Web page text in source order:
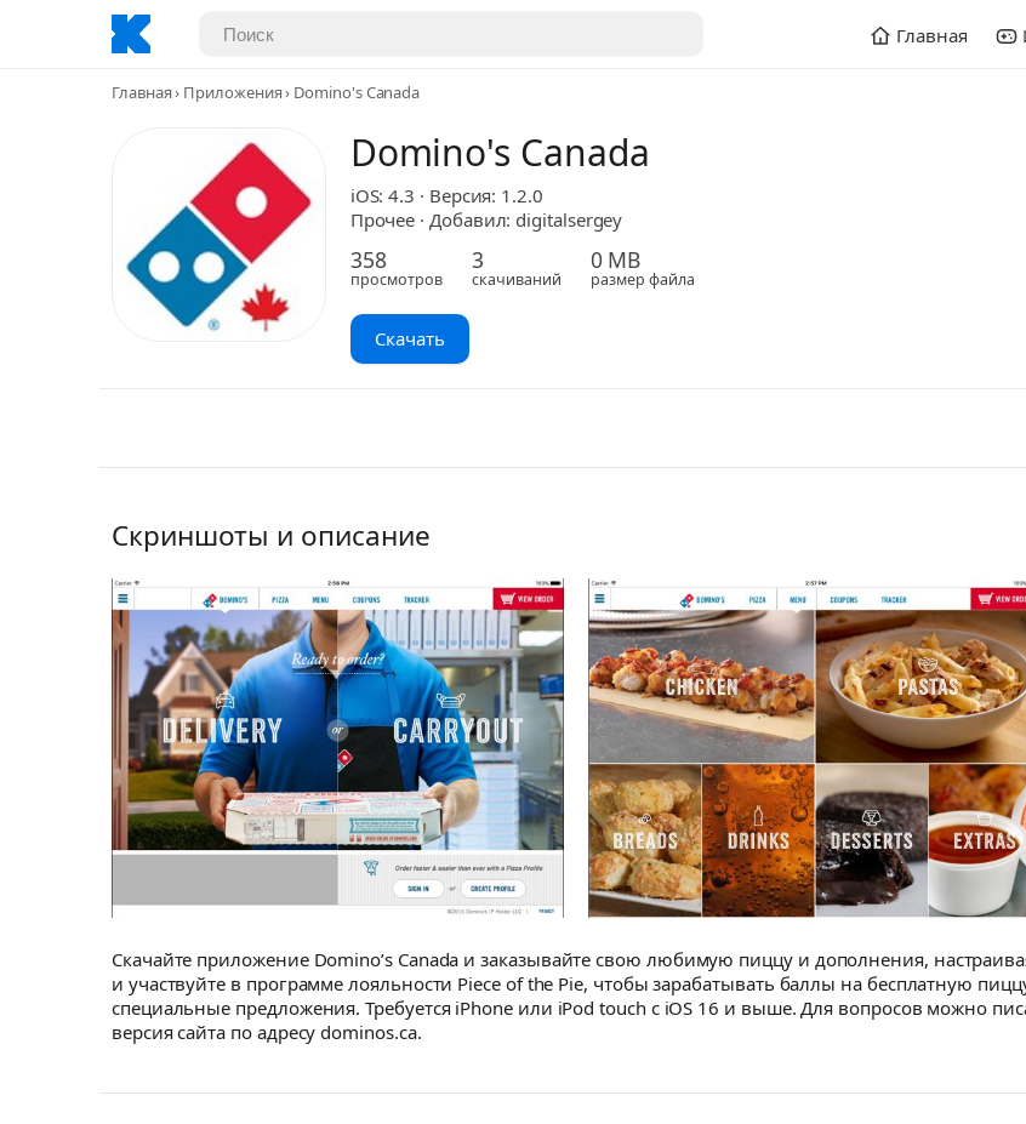
Главная
Главная Приложения Domino's Canada
Domino's Canada
iOS: 4.3 · Версия: 1.2.0
Прочее · Добавил: digitalsergey
358
просмотров
3
скачиваний
0 MB
размер файла
Скачать
Скриншоты и описание
Скачайте приложение Domino’s Canada и заказывайте свою любимую пиццу и дополнения,
и участвуйте в программе лояльности Piece of the Pie, чтобы зарабатывать баллы на бесплатную
специальные предложения. Требуется iPhone или iPod touch с iOS 16 и выше. Для вопросов можно
версия сайта по адресу dominos.ca.